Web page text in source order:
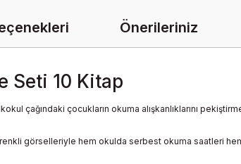
Önerileriniz
Seti 10 Kitap
çağındaki çocukların okuma alışkanlıklarını
görselleriyle hem okulda serbest okuma saatleri